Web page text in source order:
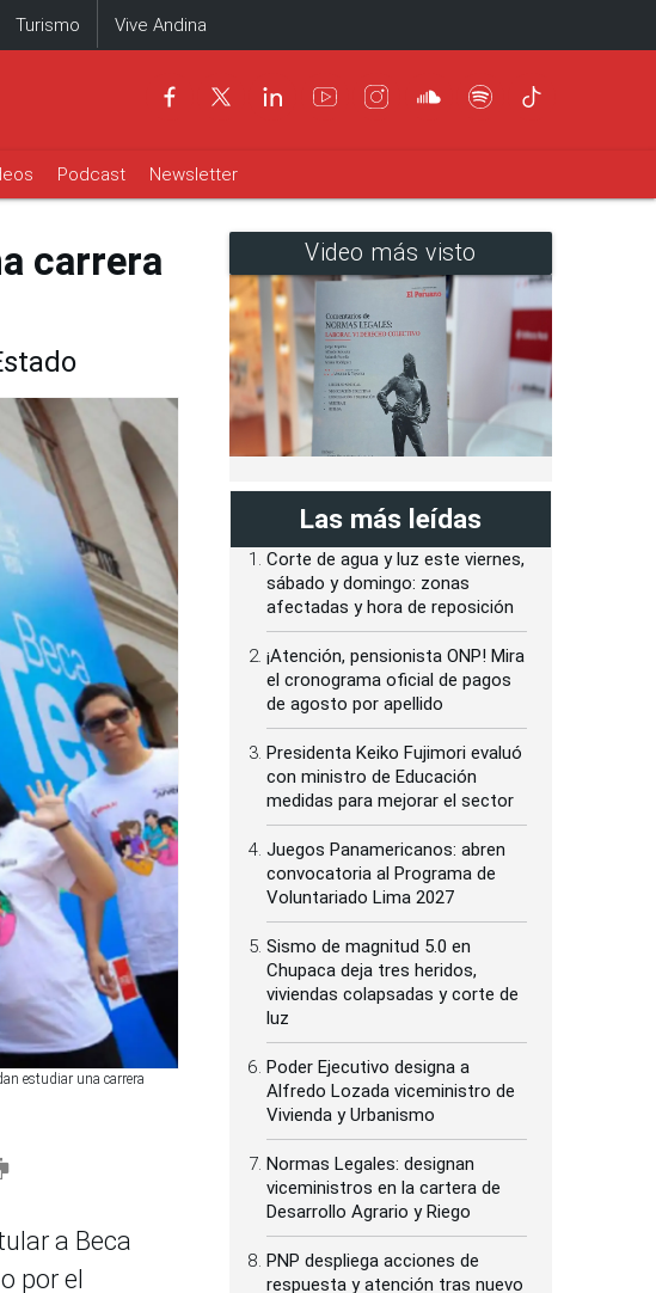
Turismo Vive Andina
Podcast Newsletter
carrera
estudiar una carrera
a Beca
por el
Video más visto
Las más leídas
Corte de agua y luz este viernes,
sábado y domingo: zonas
afectadas y hora de reposición
¡Atención, pensionista ONP! Mira
el cronograma oficial de pagos
de agosto por apellido
Presidenta Keiko Fujimori evaluó
con ministro de Educación
medidas para mejorar el sector
Juegos Panamericanos: abren
convocatoria al Programa de
Voluntariado Lima 2027
Sismo de magnitud 5.0 en
Chupaca deja tres heridos,
viviendas colapsadas y corte de
luz
Poder Ejecutivo designa a
Alfredo Lozada viceministro de
Vivienda y Urbanismo
Normas Legales: designan
viceministros en la cartera de
Desarrollo Agrario y Riego
PNP despliega acciones de
respuesta y atención tras nuevo